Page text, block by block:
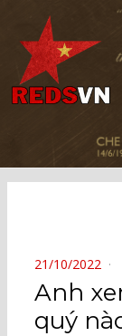
Kênh chia sẻ tri thức
POSTED
ON
21/10/2022
Anh
quý